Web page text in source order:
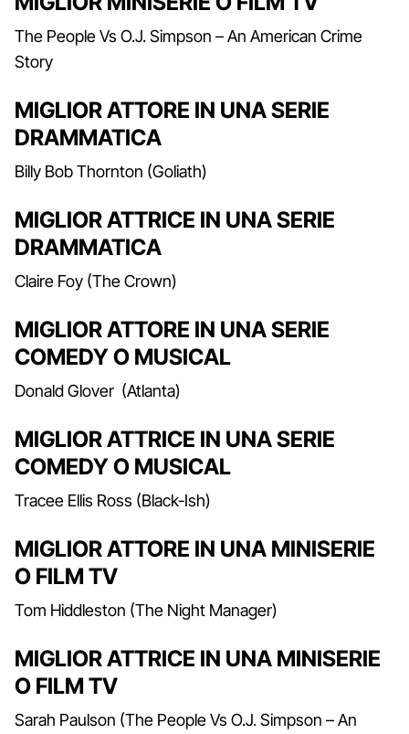
The People Vs O.J. Simpson – An American Crime
Story
MIGLIOR ATTORE IN UNA SERIE
DRAMMATICA
Billy Bob Thornton (Goliath)
MIGLIOR ATTRICE IN UNA SERIE
DRAMMATICA
Claire Foy (The Crown)
MIGLIOR ATTORE IN UNA SERIE
COMEDY O MUSICAL
Donald Glover (Atlanta)
MIGLIOR ATTRICE IN UNA SERIE
COMEDY O MUSICAL
Tracee Ellis Ross (Black-Ish)
MIGLIOR ATTORE IN UNA MINISERIE
O FILM TV
Tom Hiddleston (The Night Manager)
MIGLIOR ATTRICE IN UNA MINISERIE
O FILM TV
Sarah Paulson (The People Vs O.J. Simpson – An